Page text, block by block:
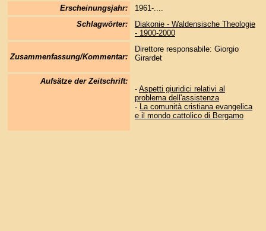
Erscheinungsjahr:
1961-....
Schlagwörter:
Diakonie - Waldensische Theologie
- 1900-2000
Zusammenfassung/Kommentar:
Direttore responsabile: Giorgio
Girardet
Aufsätze der Zeitschrift:
- Aspetti giuridici relativi al
problema dell'assistenza
- La comunità cristiana evangelica
e il mondo cattolico di Bergamo